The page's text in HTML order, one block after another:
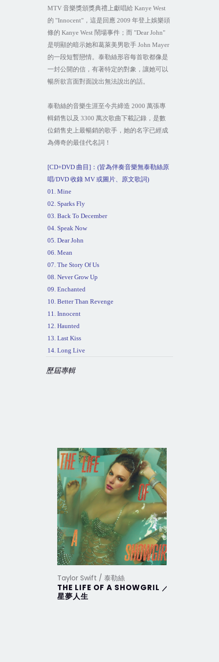
MTV 音樂獎頒獎典禮上獻唱給 Kanye West
的 "Innocent"，這是回應 2009 年登上娛樂頭
條的 Kanye West 鬧場事件；而 "Dear John"
是明顯的暗示她和葛萊美男歌手 John Mayer
的一段短暫戀情。泰勒絲形容每首歌都像是
一封公開的信，有著特定的對象，讓她可以
暢所欲言面對面說出無法說出的話。
泰勒絲的音樂生涯至今共締造 2000 萬張專
輯銷售以及 3300 萬次歌曲下載記錄，是數
位銷售史上最暢銷的歌手，她的名字已經成
為傳奇的最佳代名詞！
[CD+DVD 曲目 ]： (皆為伴奏音樂無泰勒絲原
唱/DVD 收錄 MV 或圖片、原文歌詞)
01. Mine
02. SparksFly
03. Back To December
04. Speak Now
05. Dear John
06. Mean
07. The Story Of Us
08. Never Grow Up
09. Enchanted
10. Better Than Revenge
11. Innocent
12. Haunted
13. Last Kiss
14. Long Live
歷屆專輯
Taylor Swift / 泰勒絲
THE LIFE OF A SHOWGRIL ／
星夢人生